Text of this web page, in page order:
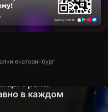
екатеринбург
в каждом